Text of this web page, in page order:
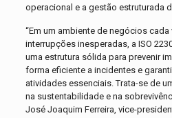
operacional e a gestão estruturada
“Em um ambiente de negócios
interrupções inesperadas, a ISO
uma estrutura sólida para prevenir
forma eficiente a incidentes e
atividades essenciais. Trata-se de
na sustentabilidade e na
José Joaquim Ferreira, vice-